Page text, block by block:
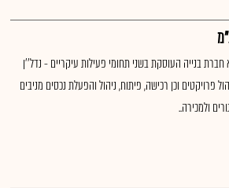
בנייה העוסקת בשני תחומי פעילות עיקריים - נדל''ן
פרויקטים וכן רכישה, פיתוח, ניהול והפעלת נכסים מניבים
ולמכירה..